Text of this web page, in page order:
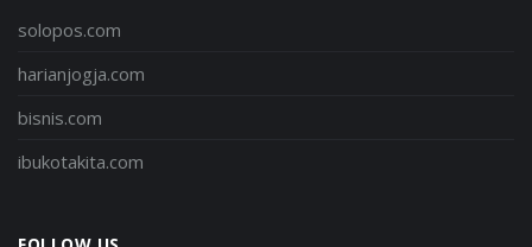
solopos.com
harianjogja.com
bisnis.com
ibukotakita.com